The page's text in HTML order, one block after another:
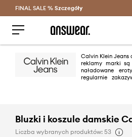
Oszczędzaj z Answear
FINAL SALE % Szczegóły
Calvin Klein Jeans
reklamy marki są
naładowane
regularnie
Bluzki i koszule damskie
Liczba wybranych produktów: 53